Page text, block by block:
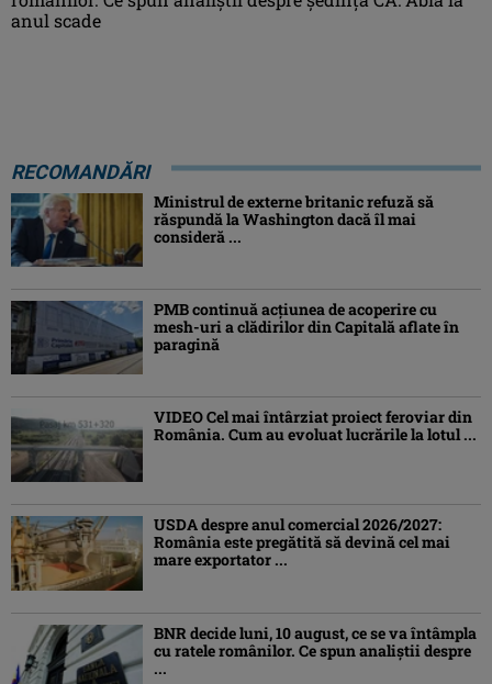
anul scade
RECOMANDĂRI
Ministrul de externe britanic refuză să
răspundă la Washington dacă îl mai
consideră ...
PMB continuă acțiunea de acoperire cu
mesh-uri a clădirilor din Capitală aflate în
paragină
VIDEO Cel mai întârziat proiect feroviar din
România. Cum au evoluat lucrările la lotul ...
USDA despre anul comercial 2026/2027:
România este pregătită să devină cel mai
mare exportator ...
BNR decide luni, 10 august, ce se va întâmpla
cu ratele românilor. Ce spun analiștii despre
...